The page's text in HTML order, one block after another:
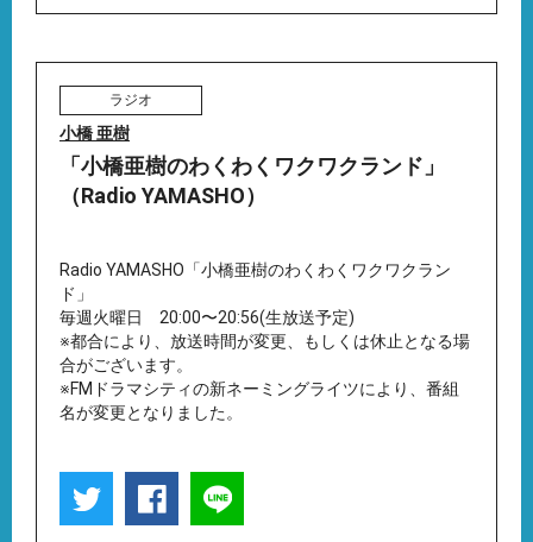
ラジオ
小橋 亜樹
「小橋亜樹のわくわくワクワクランド」
（Radio YAMASHO）
Radio YAMASHO「小橋亜樹のわくわくワクワクラン
ド」
毎週火曜日 20:00〜20:56(生放送予定)
※都合により、放送時間が変更、もしくは休止となる場
合がございます。
※FMドラマシティの新ネーミングライツにより、番組
名が変更となりました。